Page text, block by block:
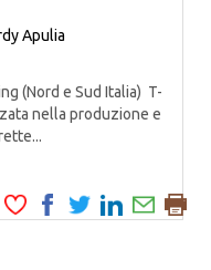
Apulia
(Nord e Sud Italia) T-
nella produzione e